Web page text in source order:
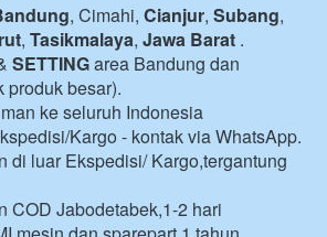
, Cimahi, Cianjur, Subang
, Tasikmalaya, Jawa Barat .
SETTING area Bandung dan
produk besar).
ke seluruh Indonesia
Kargo - kontak via WhatsApp.
di luar Ekspedisi/ Kargo,tergantung
COD Jabodetabek,1-2 hari